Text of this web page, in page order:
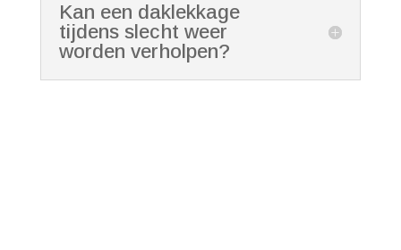
Kan een daklekkage
tijdens slecht weer
worden verholpen?